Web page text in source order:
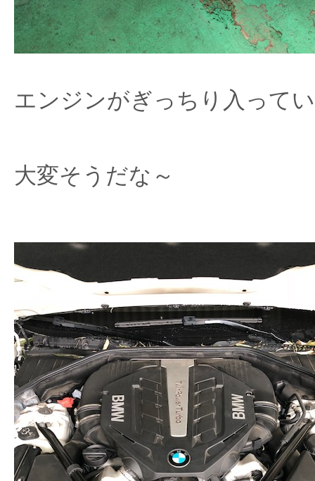
エンジンがぎっちり入って
大変そうだな～